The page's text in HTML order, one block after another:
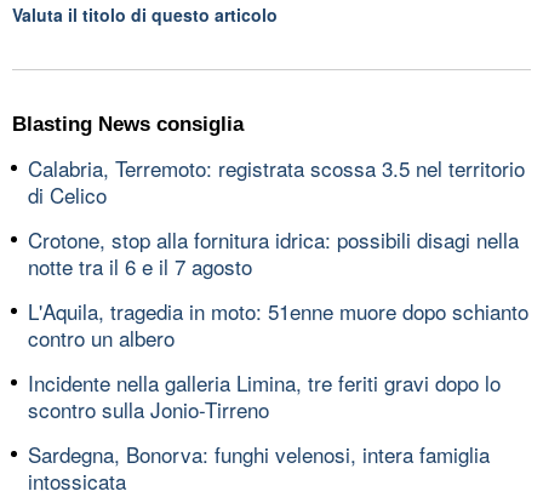
Valuta il titolo di questo articolo
Blasting News consiglia
Calabria, Terremoto: registrata scossa 3.5 nel territorio
di Celico
Crotone, stop alla fornitura idrica: possibili disagi nella
notte tra il 6 e il 7 agosto
L'Aquila, tragedia in moto: 51enne muore dopo schianto
contro un albero
Incidente nella galleria Limina, tre feriti gravi dopo lo
scontro sulla Jonio-Tirreno
Sardegna, Bonorva: funghi velenosi, intera famiglia
intossicata